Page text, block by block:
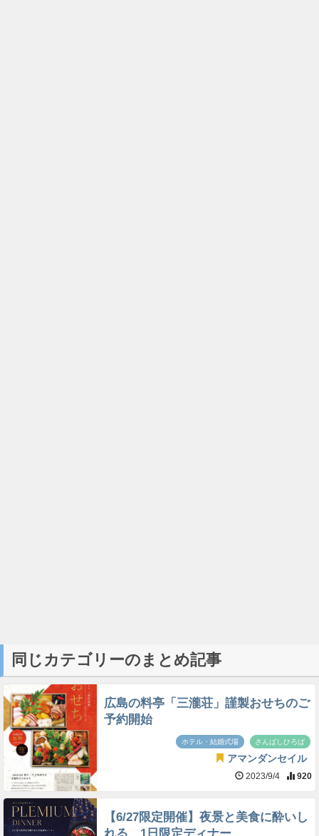
同じカテゴリーのまとめ記事
広島の料亭「三瀧荘」謹製おせちのご
予約開始
ホテル・結婚式場 さんばしひろば
アマンダンセイル
2023/9/4 920
【6/27限定開催】夜景と美食に酔いし